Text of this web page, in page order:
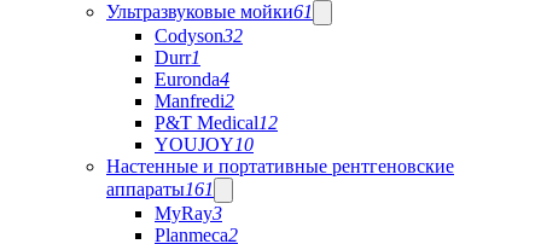
Ультразвуковые мойки61
Codyson32
Durr1
Euronda4
Manfredi2
P&T Medical12
YOUJOY10
Настенные и портативные рентгеновские
аппараты161
MyRay3
Planmeca2